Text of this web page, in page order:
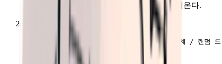
(랜덤 아이템 수량 범위)에서 가져온다.
종합 기대 수량
즉, 모든 랜덤 드롭의 기대 수량의 평균값.